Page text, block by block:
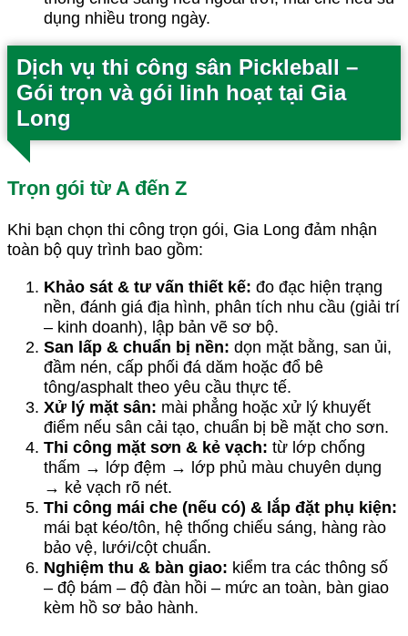
dụng nhiều trong ngày.
Dịch vụ thi công sân Pickleball –
Gói trọn và gói linh hoạt tại Gia
Long
Trọn gói từ A đến Z
Khi bạn chọn thi công trọn gói, Gia Long đảm nhận
toàn bộ quy trình bao gồm:
Khảo sát & tư vấn thiết kế: đo đạc hiện trạng
nền, đánh giá địa hình, phân tích nhu cầu (giải trí
– kinh doanh), lập bản vẽ sơ bộ.
San lấp & chuẩn bị nền: dọn mặt bằng, san ủi,
đầm nén, cấp phối đá dăm hoặc đổ bê
tông/asphalt theo yêu cầu thực tế.
Xử lý mặt sân: mài phẳng hoặc xử lý khuyết
điểm nếu sân cải tạo, chuẩn bị bề mặt cho sơn.
Thi công mặt sơn & kẻ vạch: từ lớp chống
thấm → lớp đệm → lớp phủ màu chuyên dụng
→ kẻ vạch rõ nét.
Thi công mái che (nếu có) & lắp đặt phụ kiện:
mái bạt kéo/tôn, hệ thống chiếu sáng, hàng rào
bảo vệ, lưới/cột chuẩn.
Nghiệm thu & bàn giao: kiểm tra các thông số
– độ bám – độ đàn hồi – mức an toàn, bàn giao
kèm hồ sơ bảo hành.